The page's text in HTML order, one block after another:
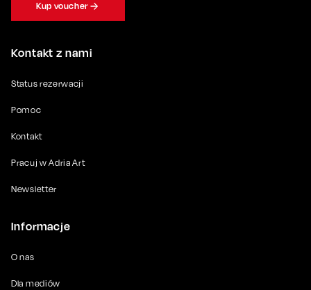
Kontakt z nami
Status rezerwacji
Pomoc
Kontakt
Pracuj w Adria Art
Newsletter
Informacje
O nas
Dla mediów
Kup voucher